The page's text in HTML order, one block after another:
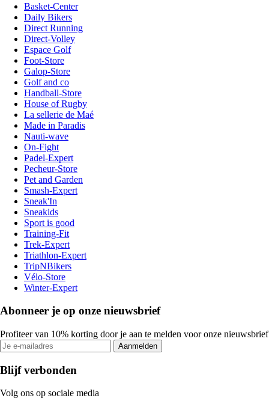
Basket-Center
Daily Bikers
Direct Running
Direct-Volley
Espace Golf
Foot-Store
Galop-Store
Golf and co
Handball-Store
House of Rugby
La sellerie de Maé
Made in Paradis
Nauti-wave
On-Fight
Padel-Expert
Pecheur-Store
Pet and Garden
Smash-Expert
Sneak'In
Sneakids
Sport is good
Training-Fit
Trek-Expert
Triathlon-Expert
TripNBikers
Vélo-Store
Winter-Expert
Abonneer je op onze nieuwsbrief
Profiteer van 10% korting door je aan te melden voor onze nieuwsbrief
Aanmelden
Blijf verbonden
Volg ons op sociale media